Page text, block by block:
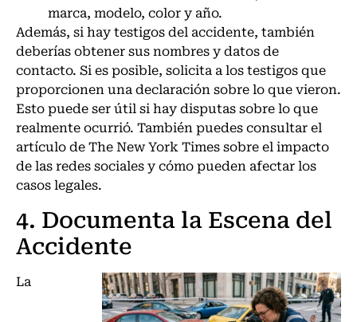
marca, modelo, color y año.
Además, si hay testigos del accidente, también
deberías obtener sus nombres y datos de
contacto. Si es posible, solicita a los testigos que
proporcionen una declaración sobre lo que vieron.
Esto puede ser útil si hay disputas sobre lo que
realmente ocurrió. También puedes consultar el
artículo de The New York Times sobre el impacto
de las redes sociales y cómo pueden afectar los
casos legales.
4. Documenta la Escena del
Accidente
La